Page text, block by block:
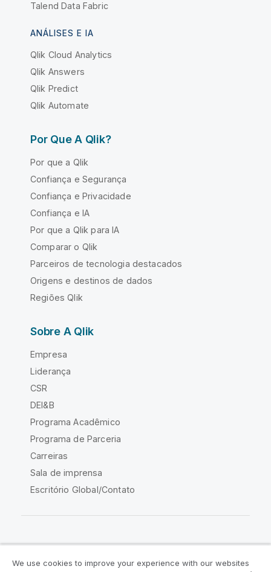
Talend Data Fabric
ANÁLISES E IA
Qlik Cloud Analytics
Qlik Answers
Qlik Predict
Qlik Automate
Por Que A Qlik?
Por que a Qlik
Confiança e Segurança
Confiança e Privacidade
Confiança e IA
Por que a Qlik para IA
Comparar o Qlik
Parceiros de tecnologia destacados
Origens e destinos de dados
Regiões Qlik
Sobre A Qlik
Empresa
Liderança
CSR
DEI&B
Programa Acadêmico
Programa de Parceria
Carreiras
Sala de imprensa
Escritório Global/Contato
We use cookies to improve your experience with our websites